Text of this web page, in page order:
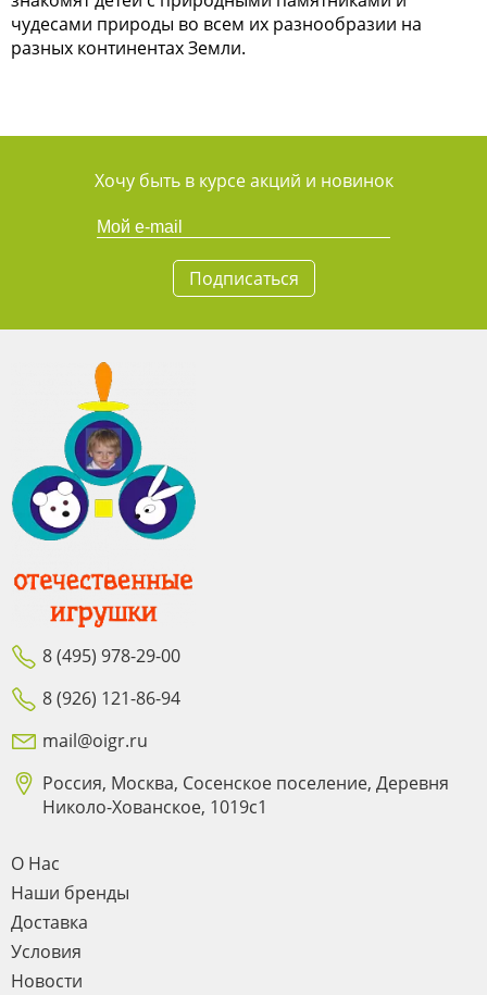
чудесами природы во всем их разнообразии на
разных континентах Земли.
Хочу быть в курсе акций и новинок
Подписаться
8 (495) 978-29-00
8 (926) 121-86-94
mail@oigr.ru
Россия, Москва, Сосенское поселение, Деревня
Николо-Хованское, 1019с1
О Нас
Наши бренды
Доставка
Условия
Новости